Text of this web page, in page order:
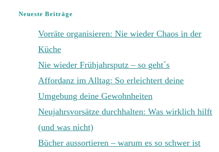
Neueste Beiträge
Vorräte organisieren: Nie wieder Chaos in der
Küche
Nie wieder Frühjahrsputz – so geht´s
Affordanz im Alltag: So erleichtert deine
Umgebung deine Gewohnheiten
Neujahrsvorsätze durchhalten: Was wirklich hilft
(und was nicht)
Bücher aussortieren – warum es so schwer ist